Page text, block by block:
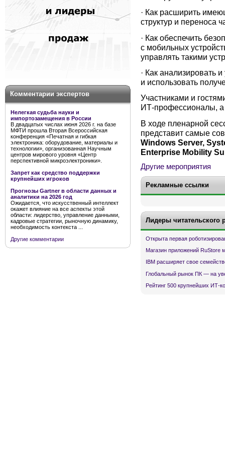
Комментарии экспертов
Нелегкая судьба науки и
импортозамещения в России
В двадцатых числах июня 2026 г. на базе
МФТИ прошла Вторая Всероссийская
конференция «Печатная и гибкая
электроника: оборудование, материалы и
технологии», организованная Научным
центров мирового уровня «Центр
перспективной микроэлектроники».
Запрет как средство поддержки
крупнейших игроков
Прогнозы Gartner в области данных и
аналитики на 2026 год
Ожидается, что искусственный интеллект
окажет влияние на все аспекты этой
области: лидерство, управление данными,
кадровые стратегии, рыночную динамику,
необходимость контекста ...
Другие комментарии
· Как расширить
структур и переноса
· Как обеспечить
с мобильных
управлять такими
· Как анализировать
и использовать
Участниками и
ИТ-профессионалы, а
В ходе пленарной
представит самые
Windows Server,
Enterprise Mobility
Другие мероприятия
Рекламные ссылки
Лидеры читательского
Открыта первая
Магазин приложений RuStore
IBM расширяет свое
Глобальный рынок ПК — на
Рейтинг 500 крупнейших ИТ-